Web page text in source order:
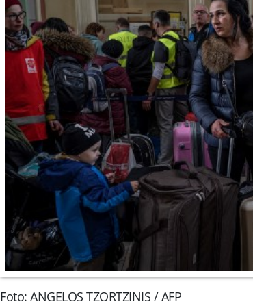
Foto: ANGELOS TZORTZINIS / AFP